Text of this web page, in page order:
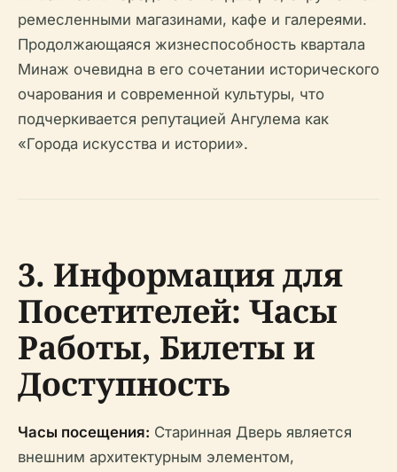
ремесленными магазинами, кафе и галереями.
Продолжающаяся жизнеспособность квартала
Минаж очевидна в его сочетании исторического
очарования и современной культуры, что
подчеркивается репутацией Ангулема как
«Города искусства и истории».
3. Информация для
Посетителей: Часы
Работы, Билеты и
Доступность
Часы посещения: Старинная Дверь является
внешним архитектурным элементом,